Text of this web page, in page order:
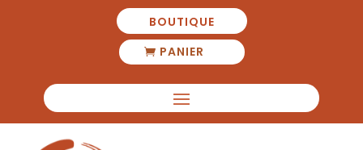
BOUTIQUE
PANIER